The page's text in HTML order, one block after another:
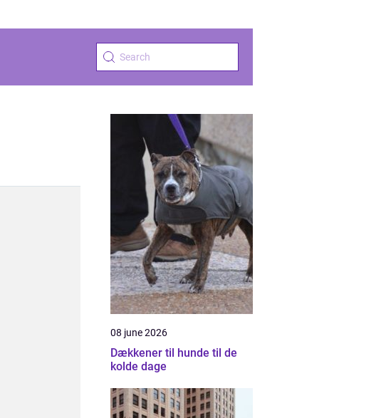
08 june 2026
Dækkener til hunde til de
kolde dage